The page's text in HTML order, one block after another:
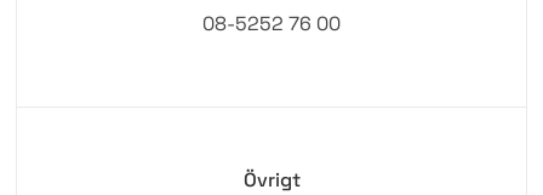
08-5252 76 00
Övrigt